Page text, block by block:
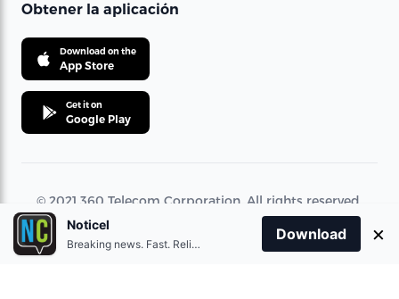
Obtener la aplicación
Download on the
App Store
Get it on
Google Play
© 2021 360 Telecom Corporation. All rights reserved.
Noticel
Breaking news. Fast. Reliable.
Download ×